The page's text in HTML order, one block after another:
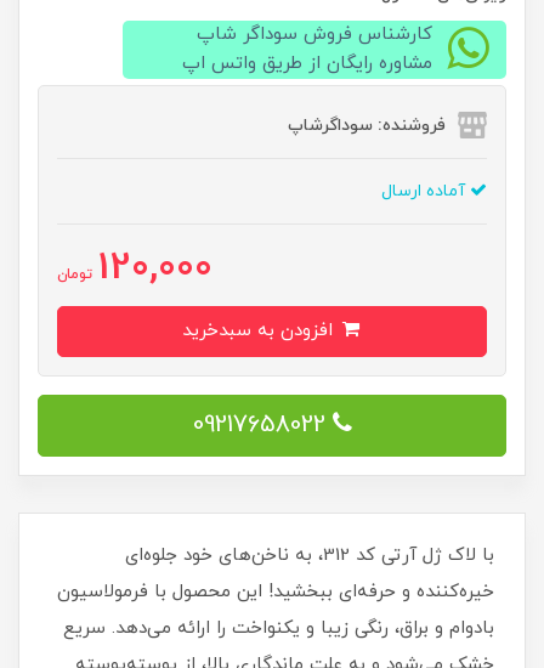
کارشناس فروش سوداگر شاپ
مشاوره رایگان از طریق واتس اپ
فروشنده: سوداگرشاپ
آماده ارسال
120,000 تومان
09217658022
با لاک ژل آرتی کد 312، به ناخن‌های خود جلوه‌ای
خیره‌کننده و حرفه‌ای ببخشید! این محصول با فرمولاسیون
بادوام و براق، رنگی زیبا و یکنواخت را ارائه می‌دهد. سریع